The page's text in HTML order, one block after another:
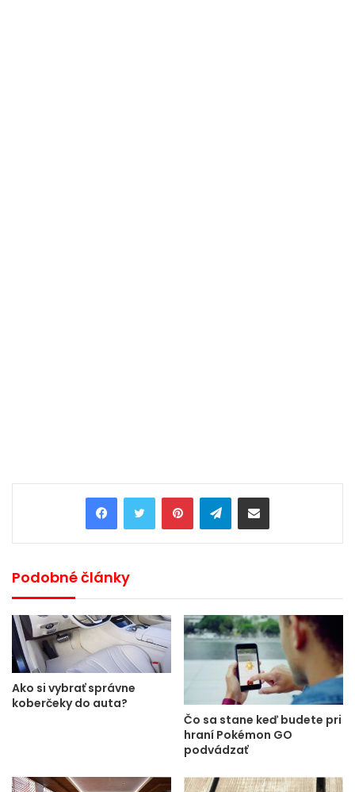
PinterestTelegramShare via Email
Podobné články
Ako si vybrať správne
koberčeky do auta?
Čo sa stane keď budete pri
hraní Pokémon GO
podvádzať